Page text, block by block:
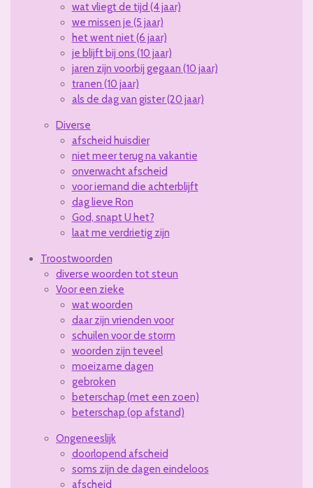
wat vliegt de tijd (4 jaar)
we missen je (5 jaar)
het went niet (6 jaar)
je blijft bij ons (10 jaar)
jaren zijn voorbij gegaan (10 jaar)
tranen (10 jaar)
als de dag van gister (20 jaar)
Diverse
afscheid huisdier
niet meer terug na vakantie
onverwacht afscheid
voor iemand die achterblijft
dag lieve Ron
God, snapt U het?
laat me verdrietig zijn
Troostwoorden
diverse woorden tot steun
Voor een zieke
wat woorden
daar zijn vrienden voor
schuilen voor de storm
woorden zijn teveel
moeizame dagen
gebroken
beterschap (met een zoen)
beterschap (op afstand)
Ongeneeslijk
doorlopend afscheid
soms zijn de dagen eindeloos
afscheid